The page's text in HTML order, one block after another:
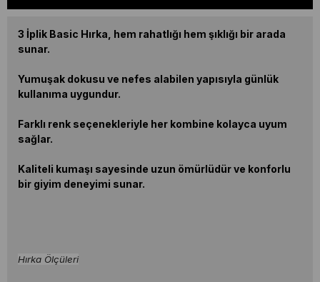
3 İplik Basic Hırka, hem rahatlığı hem şıklığı bir arada
sunar.
Yumuşak dokusu ve nefes alabilen yapısıyla günlük
kullanıma uygundur.
Farklı renk seçenekleriyle her kombine kolayca uyum
sağlar.
Kaliteli kumaşı sayesinde uzun ömürlüdür ve konforlu
bir giyim deneyimi sunar.
Hırka Ölçüleri